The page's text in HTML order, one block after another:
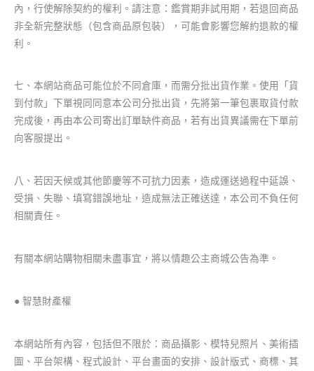
內，行使解除契約的權利。請注意：鑑賞期非試用期，若退回商品
非全新完整狀態（包含商品原包裝），可能會影響您解約退款的權
利。
七、本網站商品可能位於不同倉庫，而需分批出貨作業。使用「貨
到付款」下單視同同意本公司分批出貨，先將第一筆包裹取貨付款
完成後，再由本公司寄出訂單缺件商品，若有出貨異議需在下單前
向客服提出。
八、若因天候或其他節慶等不可抗力因素，造成運送過程中延誤、
受損、失聯、填寫錯誤地址，造成無法正確送達，本公司不負任何
相關責任。
有關本網站購物相關未盡事宜，將以情趣公主商城公告為準。
● 智慧財產權
本網站所有內容，包括但不限於：商品攝影、模特兒照片、美術插
圖、平台架構、程式設計、平台畫面的安排、設計版式、商標、其